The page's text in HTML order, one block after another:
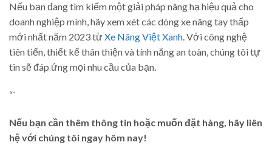
Nếu bạn đang tìm kiếm một giải pháp nâng hạ hiệu quả cho
doanh nghiệp mình, hãy xem xét các dòng xe nâng tay thấp
mới nhất năm 2023 từXe Nâng Việt Xanh. Với công nghệ
tiên tiến, thiết kế thân thiện và tính năng an toàn, chúng tôi tự
tin sẽ đáp ứng mọi nhu cầu của bạn.
“`
Nếu bạn cần thêm thông tin hoặc muốn đặt hàng, hãy liên
hệ với chúng tôi ngay hôm nay!